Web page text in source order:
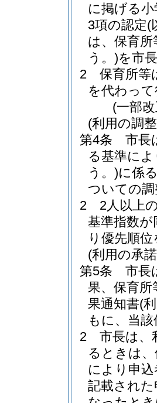
に掲げる
3項の認定(
は、保育所
う。)を市
2
保育所等
を代わっ
(一部
(利用の調
第4条
市長
る基準に
う。)に係
ついての
2
2人以上
基準指数
り優先順
(利用の承
第5条
市長
果、保育
果通知書(
もに、当
2
市長は、
るときは
により申
記載され